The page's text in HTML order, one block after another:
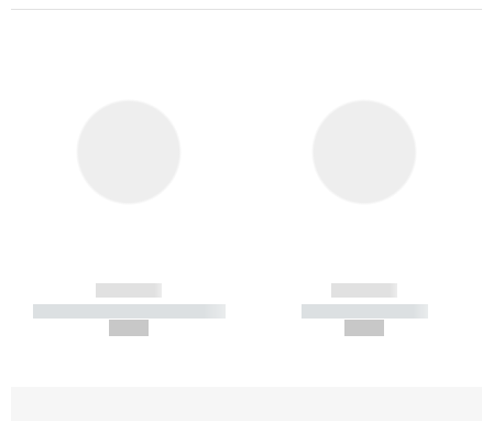
------------
----------- ----------- -----------
------------
----------- -----------